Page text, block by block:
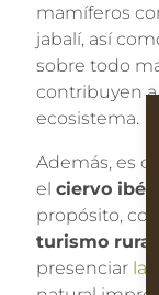
mamíferos
jabalí, así
sobre todo
contribuyen
ecosistema.
Además, es
el ciervo
propósito,
turismo rural
presenciar la